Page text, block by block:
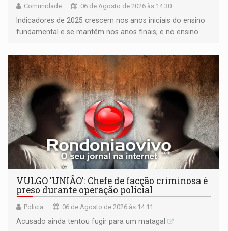
Comunidade 06 de Agosto de 2026 às 14:30
Indicadores de 2025 crescem nos anos iniciais do ensino
fundamental e se mantêm nos anos finais; e no ensino
VULGO 'UNIÃO': Chefe de facção criminosa é
preso durante operação policial
Polícia 06 de Agosto de 2026 às 14:11
Acusado ainda tentou fugir para um matagal